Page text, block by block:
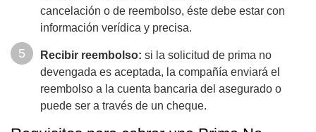
cancelación o de reembolso, éste debe estar con
información verídica y precisa.
Recibir reembolso: si la solicitud de prima no
devengada es aceptada, la compañía enviará el
reembolso a la cuenta bancaria del asegurado o
puede ser a través de un cheque.